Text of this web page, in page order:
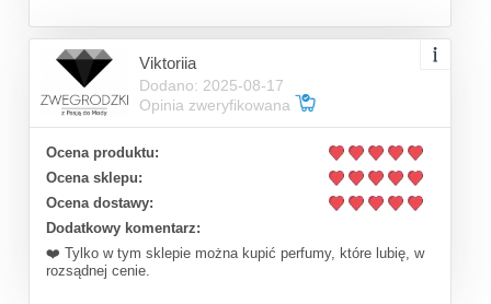
Viktoriia
Dodano: 2025-08-17
Opinia zweryfikowana
Ocena produktu:
Ocena sklepu:
Ocena dostawy:
Dodatkowy komentarz:
❤️ Tylko w tym sklepie można kupić perfumy, które lubię, w
rozsądnej cenie.